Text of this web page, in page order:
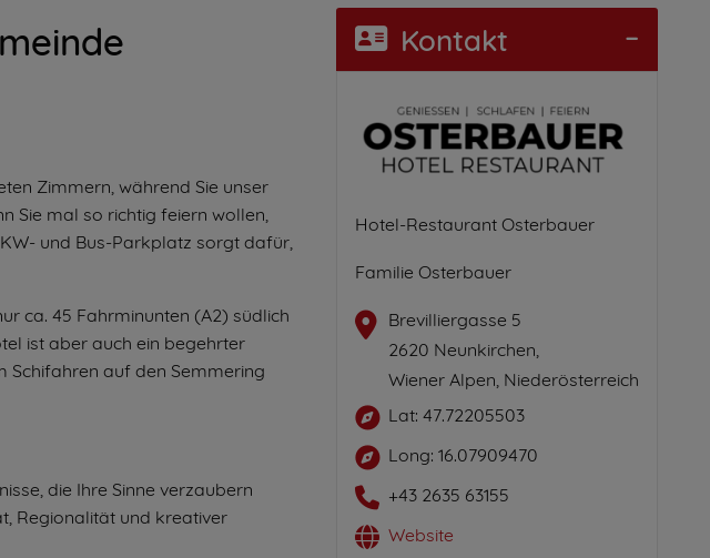
Zimmern, während Sie unser
Sie mal so richtig feiern wollen,
und Bus-Parkplatz sorgt dafür,
ca. 45 Fahrminunten (A2) südlich
ist aber auch ein begehrter
Schifahren auf den Semmering
die Ihre Sinne verzaubern
Regionalität und kreativer
Kontakt
Hotel-Restaurant Osterbauer
Familie Osterbauer
Brevilliergasse 5
2620 Neunkirchen,
Wiener Alpen, Niederösterreich
Lat: 47.72205503
Long: 16.07909470
+43 2635 63155
Website